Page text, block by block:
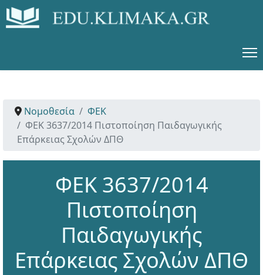
Νομοθεσία
ΦΕΚ
ΦΕΚ 3637/2014 Πιστοποίηση Παιδαγωγικής
Επάρκειας Σχολών ΔΠΘ
ΦΕΚ 3637/2014
Πιστοποίηση
Παιδαγωγικής
Επάρκειας Σχολών ΔΠΘ